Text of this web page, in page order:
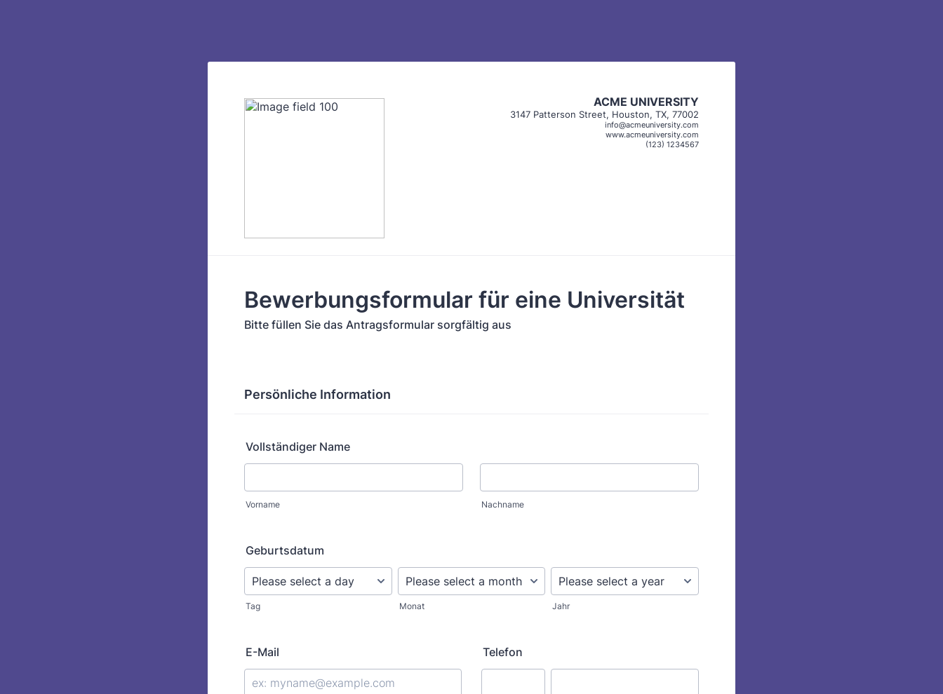
ACME UNIVERSITY
3147 Patterson Street, Houston, TX, 77002
info@acmeuniversity.com
www.acmeuniversity.com
(123) 1234567
Bewerbungsformular für eine Universität
Bitte füllen Sie das Antragsformular sorgfältig aus
Persönliche Information
Vollständiger Name
Vorname Nachname
Geburtsdatum
Tag Monat Jahr
E-Mail Telefon